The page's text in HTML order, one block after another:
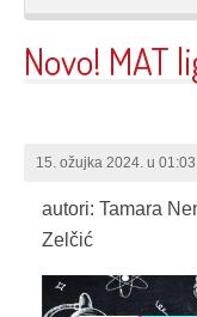
Novo! MAT
15. ožujka 2024. u 01:03
autori: Tamara
Zelčić